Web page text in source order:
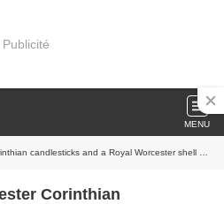
Publicité
MENU
and a Royal Worcester shell on coral. Dated 1891 and 1899.
Corinthian